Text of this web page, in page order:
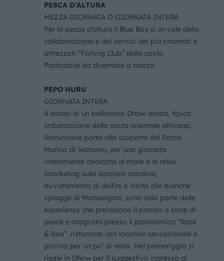
PESCA D’ALTURA
MEZZA GIORNATA O GIORNATA INTERA
Per la pesca d’altura il Blue Bay si avvale della
collaborazione e dei servizi dei più rinomati e
attrezzati “Fishing Club” della costa.
Praticabile da dicembre a marzo.
PEPO HURU
GIORNATA INTERA
A bordo di un bellissimo Dhow arabo, tipica
imbarcazione della costa orientale africana,
l’escursione porta alla scoperta del Parco
Marino di Watamu, per una giornata
interamente dedicata al mare e al relax.
Snorkeling sulla barriera corallina,
avvistamento di delfini e visita alle bianche
spiagge di Matsangoni, sono solo parte delle
esperienze che precedono il pranzo a base di
pesce e aragosta presso il panoramico “Rock
& Sea”, ristorante con location sensazionale e
piscina per un po’ di relax. Nel pomeriggio si
risale in Dhow per il suggestivo ingresso al